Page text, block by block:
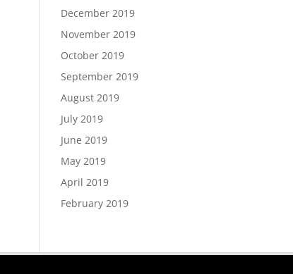
December 2019
November 2019
October 2019
September 2019
August 2019
July 2019
June 2019
May 2019
April 2019
February 2019